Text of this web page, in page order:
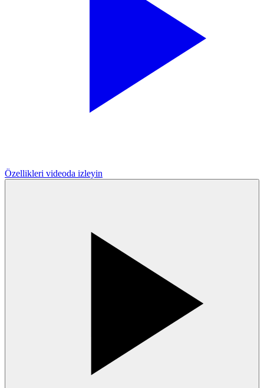
Özellikleri videoda izleyin